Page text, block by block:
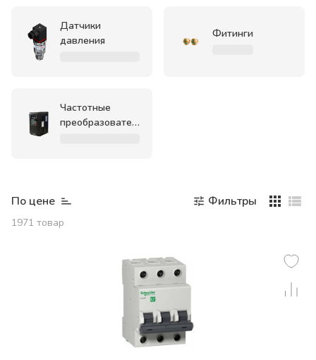
Датчики
давления
Фитинги
Частотные
преобразовател
По цене
1971 товар
Фильтры